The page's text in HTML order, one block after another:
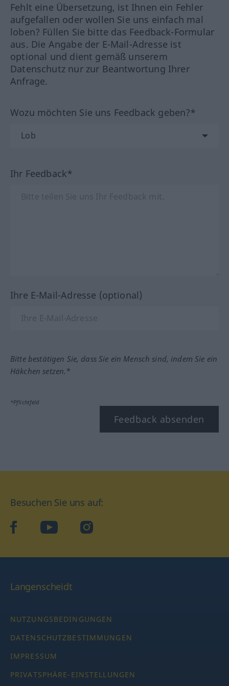
Fehlt eine Übersetzung, ist Ihnen ein Fehler
aufgefallen oder wollen Sie uns einfach mal
loben? Füllen Sie bitte das Feedback-Formular
aus. Die Angabe der E-Mail-Adresse ist
optional und dient gemäß unserem
Datenschutz nur zur Beantwortung Ihrer
Anfrage.
Wozu möchten Sie uns Feedback geben?*
Ihr Feedback*
Ihre E-Mail-Adresse (optional)
Bitte bestätigen Sie, dass Sie ein Mensch sind, indem Sie ein
Häkchen setzen.*
*Pflichtfeld
Feedback absenden
Besuchen Sie uns auf:
facebookYouTube Instagram
Langenscheidt
NUTZUNGSBEDINGUNGEN
DATENSCHUTZBESTIMMUNGEN
IMPRESSUM
PRIVATSPHÄRE-EINSTELLUNGEN